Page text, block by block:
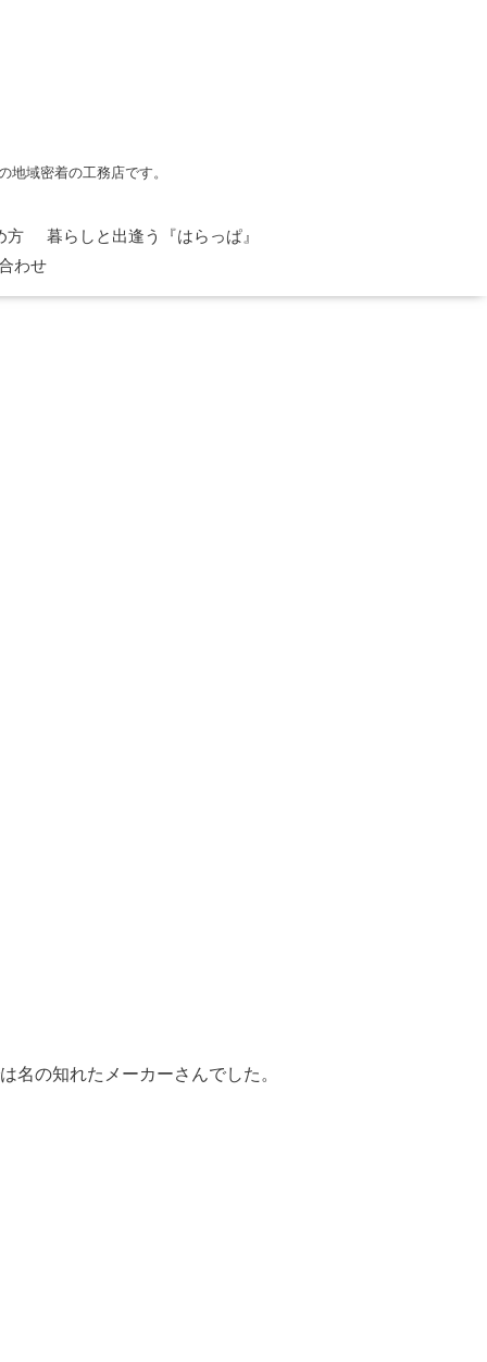
域密着の工務店です。
方
暮らしと出逢う『はらっぱ』
わせ
名の知れたメーカーさんでした。